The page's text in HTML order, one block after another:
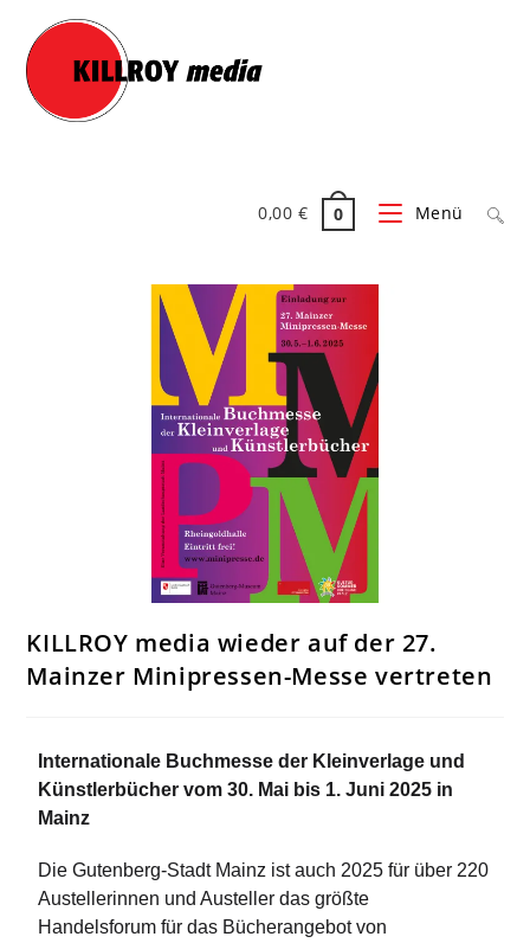
0,00€ 0 Menü
KILLROY media wieder auf der 27.
Mainzer Minipressen-Messe vertreten
Internationale Buchmesse der Kleinverlage und
Künstlerbücher vom 30. Mai bis 1. Juni 2025 in
Mainz
Die Gutenberg-Stadt Mainz ist auch 2025 für über 220
Austellerinnen und Austeller das größte
Handelsforum für das Bücherangebot von